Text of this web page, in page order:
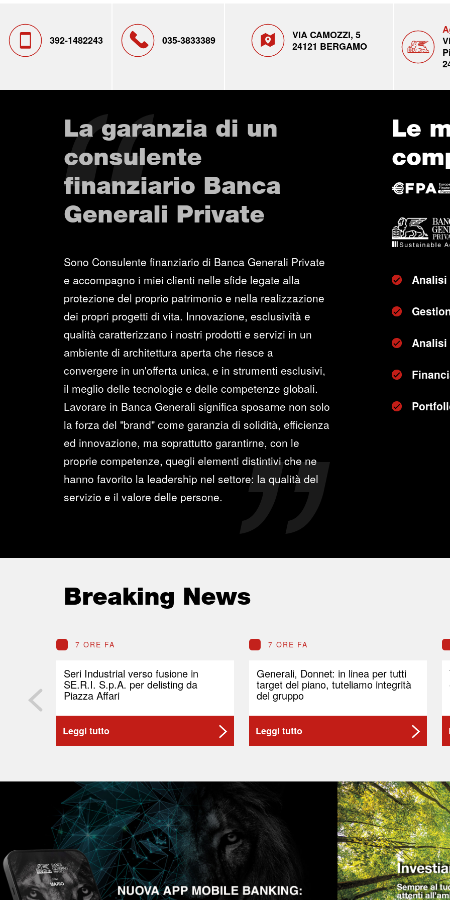
392-1482243 035-3833389
VIA CAMOZZI, 5
24121 BERGAMO
La garanzia di un
consulente
finanziario Banca
Generali Private
Sono Consulente finanziario di Banca Generali Private
e accompagno i miei clienti nelle sfide legate alla
protezione del proprio patrimonio e nella realizzazione
dei propri progetti di vita. Innovazione, esclusività e
qualità caratterizzano i nostri prodotti e servizi in un
ambiente di architettura aperta che riesce a
convergere in un'offerta unica, e in strumenti esclusivi,
il meglio delle tecnologie e delle competenze globali.
Lavorare in Banca Generali significa sposarne non solo
la forza del "brand" come garanzia di solidità, efficienza
ed innovazione, ma soprattutto garantirne, con le
proprie competenze, quegli elementi distintivi che ne
hanno favorito la leadership nel settore: la qualità del
servizio e il valore delle persone.
Le
Breaking News
7 ORE FA
Seri Industrial verso fusione in
SE.R.I. S.p.A. per delisting da
Piazza Affari
Leggi tutto
7 ORE FA
Generali, Donnet: in linea per tutti
target del piano, tuteliamo integrità
del gruppo
Leggi tutto